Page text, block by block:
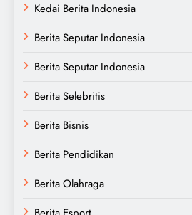
Kedai Berita Indonesia
Berita Seputar Indonesia
Berita Seputar Indonesia
Berita Selebritis
Berita Bisnis
Berita Pendidikan
Berita Olahraga